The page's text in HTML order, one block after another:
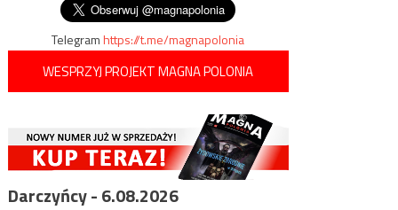
Telegramhttps://t.me/magnapolonia
WESPRZYJ PROJEKT MAGNA POLONIA
Darczyńcy - 6.08.2026